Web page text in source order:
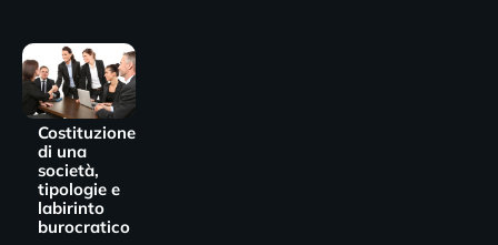
Costituzione
di una
società,
tipologie e
labirinto
burocratico